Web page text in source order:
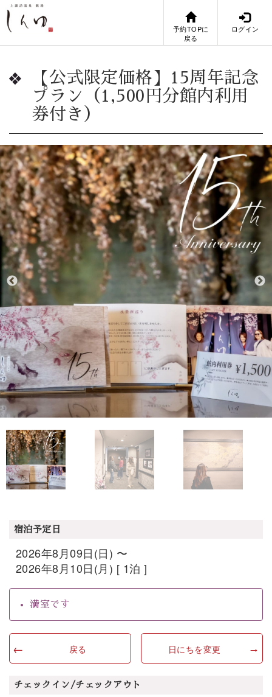
予約TOPに
戻る
ログイン
【公式限定価格】15周年記念
プラン（1,500円分館内利用
券付き）
宿泊予定日
2026年8月09日(日) 〜
2026年8月10日(月) [ 1泊 ]
満室です
戻る 日にちを変更
チェックイン/チェックアウト